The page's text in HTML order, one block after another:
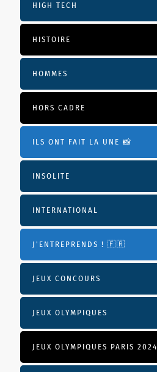
HIGH TECH
HISTOIRE
HOMMES
HORS CADRE
ILS ONT FAIT LA UNE 📸
INSOLITE
INTERNATIONAL
J'ENTREPRENDS ! 🇫🇷
JEUX CONCOURS
JEUX OLYMPIQUES
JEUX OLYMPIQUES PARIS 2024